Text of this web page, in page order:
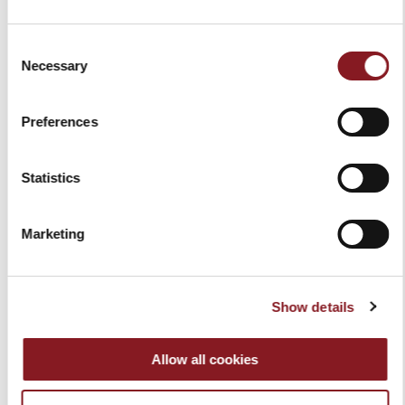
Selection
Necessary
Preferences
Statistics
Marketing
Show details
Allow all cookies
Aggiungi al Carrello